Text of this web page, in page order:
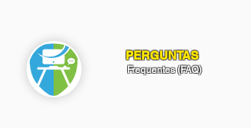
PERGUNTAS
Frequentes (FAQ)